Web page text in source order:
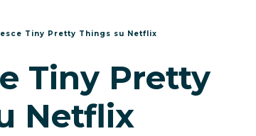
Tiny Pretty Things su Netflix
Tiny Pretty
Netflix